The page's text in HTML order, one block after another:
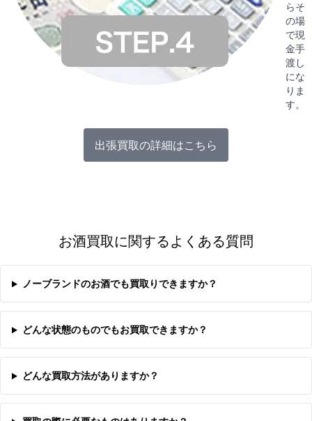
らそ
の場
で現
金手
渡し
にな
りま
す。
出張買取の詳細はこちら
お酒買取に関するよくある質問
ノーブランドのお酒でも買取りできますか？
どんな状態のものでもお買取できますか？
どんな買取方法がありますか？